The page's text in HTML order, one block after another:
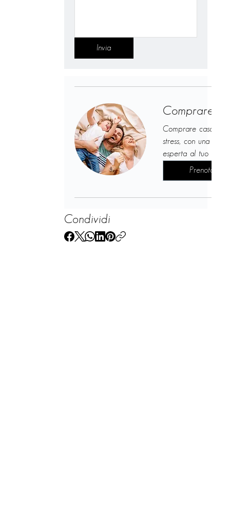
Invia
Comprare
Comprare casa
stress, con una
esperta al tuo fianco
Prenota
Condividi